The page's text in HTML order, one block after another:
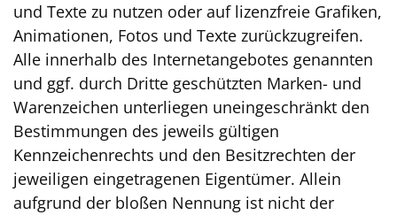
und Texte zu nutzen oder auf lizenzfreie Grafiken,
Animationen, Fotos und Texte zurückzugreifen.
Alle innerhalb des Internetangebotes genannten
und ggf. durch Dritte geschützten Marken- und
Warenzeichen unterliegen uneingeschränkt den
Bestimmungen des jeweils gültigen
Kennzeichenrechts und den Besitzrechten der
jeweiligen eingetragenen Eigentümer. Allein
aufgrund der bloßen Nennung ist nicht der